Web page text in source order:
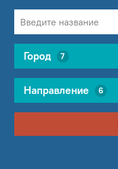
Город 7
Направление 6